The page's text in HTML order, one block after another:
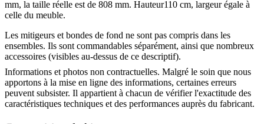
mm, la taille réelle est de 808 mm. Hauteur110 cm, largeur égale à
celle du meuble.
Les mitigeurs et bondes de fond ne sont pas compris dans les
ensembles. Ils sont commandables séparément, ainsi que nombreux
accessoires (visibles au-dessus de ce descriptif).
Informations et photos non contractuelles. Malgré le soin que nous
apportons à la mise en ligne des informations, certaines erreurs
peuvent subsister. Il appartient à chacun de vérifier l'exactitude des
caractéristiques techniques et des performances auprès du fabricant.